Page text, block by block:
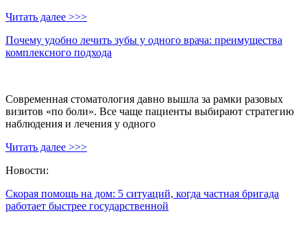
Читать далее >>>
Почему удобно лечить зубы у одного врача: преимущества
комплексного подхода
Современная стоматология давно вышла за рамки разовых
визитов «по боли». Все чаще пациенты выбирают стратегию
наблюдения и лечения у одного
Читать далее >>>
Новости:
Скорая помощь на дом: 5 ситуаций, когда частная бригада
работает быстрее государственной